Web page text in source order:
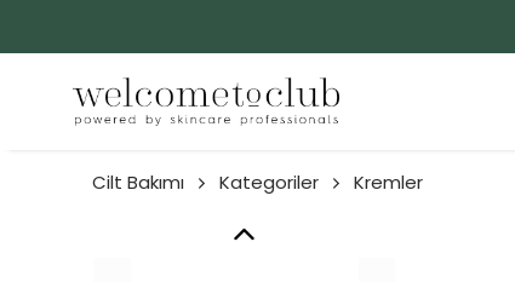
Cilt Bakımı Kategoriler Kremler